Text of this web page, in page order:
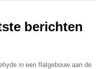
berichten
in een flatgebouw aan de